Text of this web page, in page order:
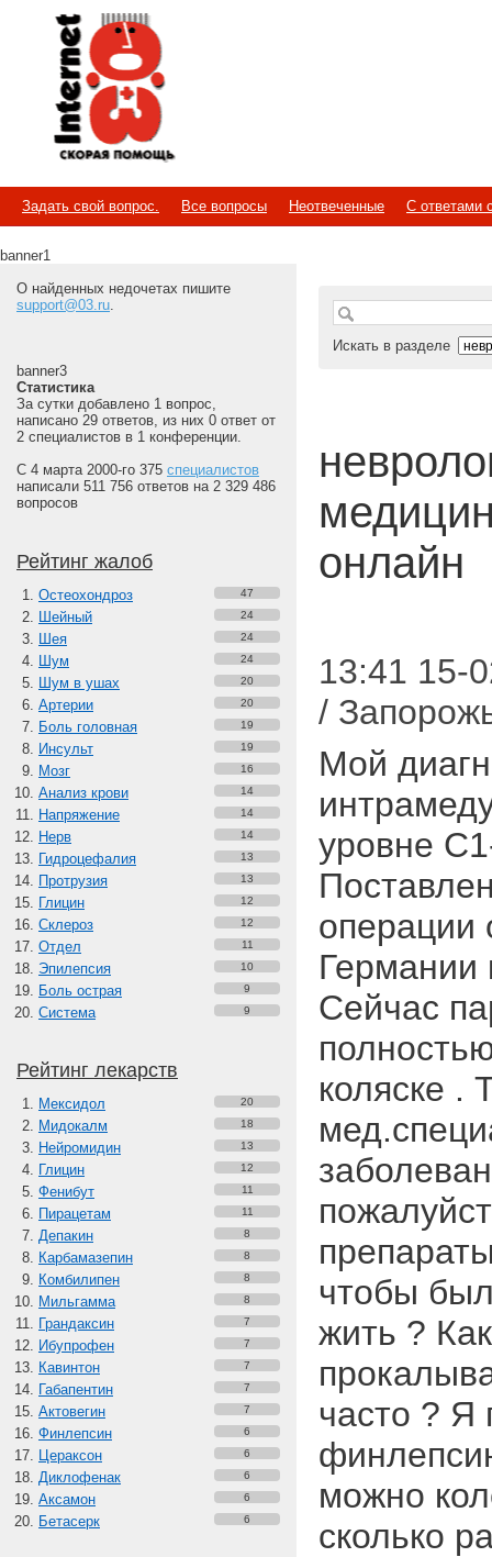
Internet
Скорая помощь
Задать свой вопрос. Все вопросы Неотвеченные С ответами
banner1
О найденных недочетах пишите
support@03.ru.
banner3
Статистика
За сутки добавлено 1 вопрос,
написано 29 ответов, из них 0 ответ от
2 специалистов в 1 конференции.
С 4 марта 2000-го 375 специалистов
написали 511 756 ответов на 2 329 486
вопросов
Рейтинг жалоб
Остеохондроз 47
Шейный 24
Шея 24
Шум 24
Шум в ушах 20
Артерии 20
Боль головная 19
Инсульт 19
Мозг 16
Анализ крови 14
Напряжение 14
Нерв 14
Гидроцефалия 13
Протрузия 13
Глицин 12
Склероз 12
Отдел 11
Эпилепсия 10
Боль острая 9
Система 9
Рейтинг лекарств
Мексидол 20
Мидокалм 18
Нейромидин 13
Глицин 12
Фенибут 11
Пирацетам 11
Депакин 8
Карбамазепин 8
Комбилипен 8
Мильгамма 8
Грандаксин 7
Ибупрофен 7
Кавинтон 7
Габапентин 7
Актовегин 7
Финлепсин 6
Цераксон 6
Диклофенак 6
Аксамон 6
Бетасерк 6
Искать в разделе
онлайн
13:41 15-
/
Мой
уровне
операции
Германии
Сейчас
коляске .
чтобы
жить ?
часто ? Я
можно
сколько